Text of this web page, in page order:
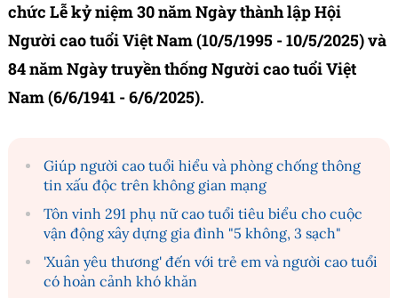
chức Lễ kỷ niệm 30 năm Ngày thành lập Hội
Người cao tuổi Việt Nam (10/5/1995 - 10/5/2025) và
84 năm Ngày truyền thống Người cao tuổi Việt
Nam (6/6/1941 - 6/6/2025).
Giúp người cao tuổi hiểu và phòng chống thông
tin xấu độc trên không gian mạng
Tôn vinh 291 phụ nữ cao tuổi tiêu biểu cho cuộc
vận động xây dựng gia đình "5 không, 3 sạch"
'Xuân yêu thương' đến với trẻ em và người cao tuổi
có hoàn cảnh khó khăn